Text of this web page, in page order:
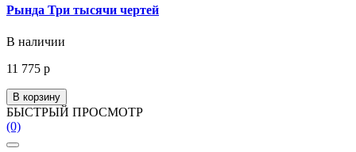
Рында Три тысячи чертей
В наличии
11 775 р
В корзину
БЫСТРЫЙ ПРОСМОТР
(0)